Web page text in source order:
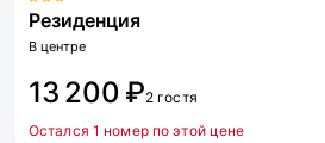
Резиденция
В центре
13 200 ₽2 гостя
Остался 1 номер по этой цене